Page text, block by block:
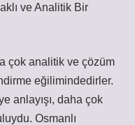
ve Analitik Bir
çok analitik ve çözüm
eğilimindedirler.
anlayışı, daha çok
Osmanlı